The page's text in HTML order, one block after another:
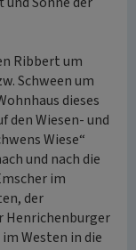
Ribbert um
Schween um
dieses
den Wiesen- und
Wiese“
und nach die
im
der
Henrichenburger
Westen in die